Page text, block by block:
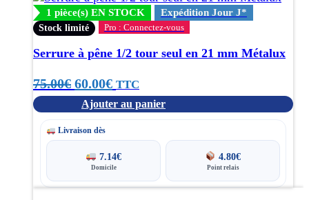
1 pièce(s) EN STOCK Expédition Jour J*
Stock limité Pro : Connectez-vous
Serrure à pêne 1/2 tour seul en 21 mm Métalux
75.00€ Le
prix
initial
était :
75.00€.
60.00€Le
prix
est :
60.00€.
TTC
Ajouter au panier
Livraison dès
7.14€
Domicile
4.80€
Point relais